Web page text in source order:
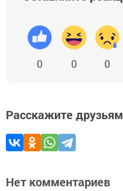
0 0 0
Расскажите друзьям
Нет комментариев